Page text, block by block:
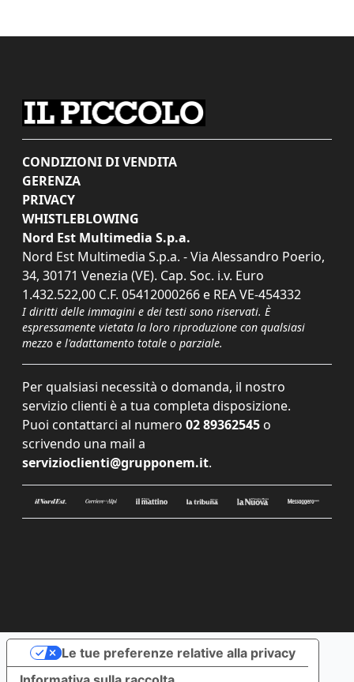
CONDIZIONI DI VENDITA
GERENZA
PRIVACY
WHISTLEBLOWING
Nord Est Multimedia S.p.a.
Nord Est Multimedia S.p.a. - Via Alessandro Poerio,
34, 30171 Venezia (VE). Cap. Soc. i.v. Euro
1.432.522,00 C.F. 05412000266 e REA VE-454332
I diritti delle immagini e dei testi sono riservati. È
espressamente vietata la loro riproduzione con qualsiasi
mezzo e l'adattamento totale o parziale.
Per qualsiasi necessità o domanda, il nostro
servizio clienti è a tua completa disposizione.
Puoi contattarci al numero 02 89362545 o
scrivendo una mail a
servizioclienti@grupponem.it.
Le tue preferenze relative alla privacy